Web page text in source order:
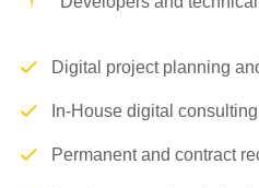
Digital project planning
In-House digital consulting
Permanent and contract